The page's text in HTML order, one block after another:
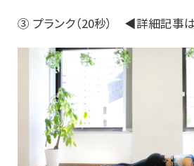
③ プランク（20秒） ◀詳細記事